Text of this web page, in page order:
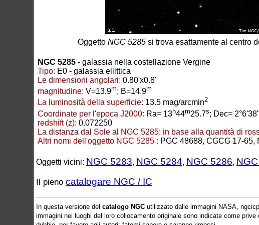
Oggetto NGC 5285 si trova esattamente al centro
NGC 5285 - galassia nella costellazione Vergine
Tipo: E0 - galassia ellittica
Le dimensioni angolari: 0.80'x0.8'
magnitudine: V=13.9m; B=14.9m
La luminosità della superficie: 13.5 mag/arcmin2
Coordinate per l'epoca J2000: Ra= 13h44m25.7s; Dec= 2°6'38"
redshift (z): 0.072250
La distanza dal Sole al NGC 5285: in base alla quantità di
Altri nomi dell'oggetto NGC 5285 : PGC 48688, CGCG 17-65,
Oggetti vicini: NGC 5283, NGC 5284, NGC 5286,
Il pieno catalogare NGC / IC
In questa versione del catalogo NGC utilizzato dalle immagini NASA,
immagini nei luoghi del loro collocamento originale sono indicate come